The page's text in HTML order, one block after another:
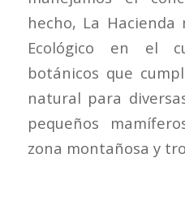
hecho, La
Ecológico en el
botánicos que
natural para
pequeños
zona montañosa y